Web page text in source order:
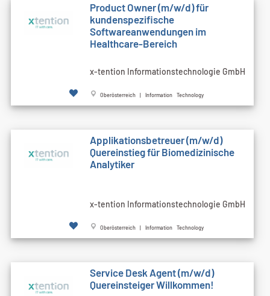
Product Owner (m/w/d) für
kundenspezifische
Softwareanwendungen im
Healthcare-Bereich
x-tention Informationstechnologie GmbH
Oberösterreich | Information Technology
Applikationsbetreuer (m/w/d)
Quereinstieg für Biomedizinische
Analytiker
x-tention Informationstechnologie GmbH
Oberösterreich | Information Technology
Service Desk Agent (m/w/d)
Quereinsteiger Willkommen!